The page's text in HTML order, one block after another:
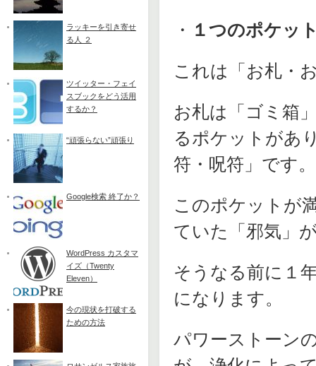
ラッキーを引き寄せ
る人 ２
ツイッター・フェイ
スブックをどう活用
するか？
“頑張らない”頑張り
Google検索 終了か？
WordPress カスタマ
イズ（Twenty
Eleven）
今の現状を打破する
ための方法
・ １つのポケッ
これは「お札・
お札は「ゴミ箱
るポケットがあ
符・呪符」です。
このポケットが
ていた「邪気」
そうなる前に１
になります。
パワーストーン